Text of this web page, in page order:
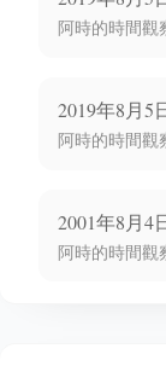
阿時的時間觀
2019年8月5
阿時的時間觀
2001年8月4
阿時的時間觀